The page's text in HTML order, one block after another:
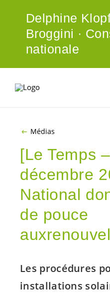
Delphine
Broggini ·
nationale
Médias
[Le Temps
décembre
National
de pouce
Les procédures
installations